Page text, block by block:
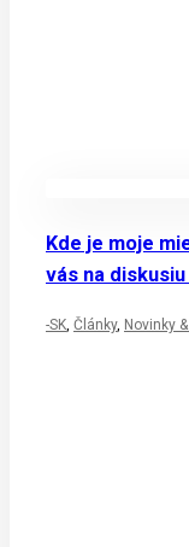
Kde je moje
vás na
-SK, Články, Novinky